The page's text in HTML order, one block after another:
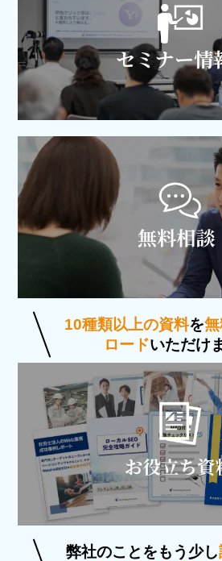
10種類以上の資料を
ロードいただけ
弊社のことをもう少し